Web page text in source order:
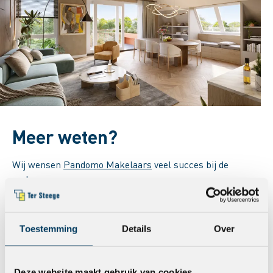
Toestemming Details Over
Meer weten?
Wij wensen Pandomo Makelaars veel succes bij de
verkoop.
Er zijn nog enkele bouwnummers beschikbaar.
www.hetbakenvanmeerstad.nl